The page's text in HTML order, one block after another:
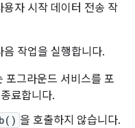
용자 시작 데이터 전송 작
작업을 실행합니다.
포그라운드 서비스를 포
료합니다.
을 호출하지 않습니다.